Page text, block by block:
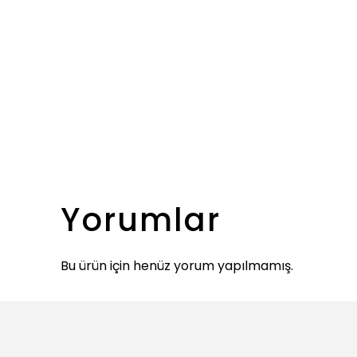
Yorumlar
Bu ürün için henüz yorum yapılmamış.